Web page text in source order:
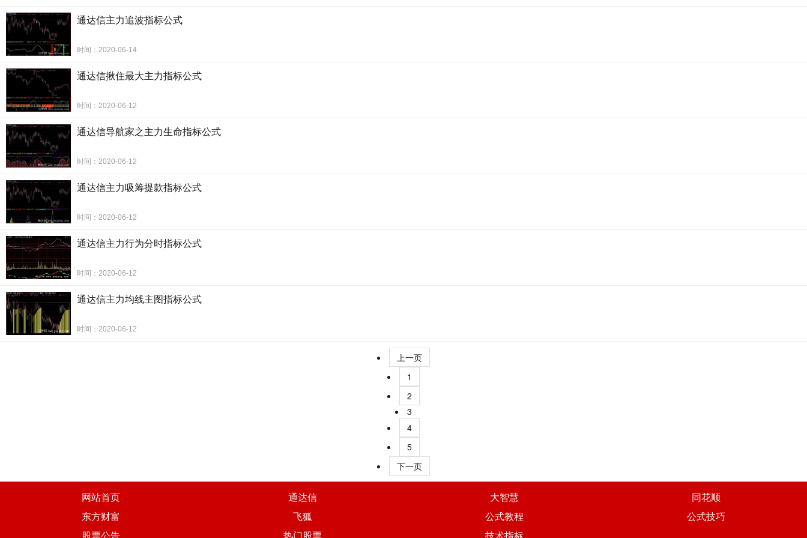
通达信主力追波指标公式
时间：2020-06-14
通达信揪住最大主力指标公式
时间：2020-06-12
通达信导航家之主力生命指标公式
时间：2020-06-12
通达信主力吸筹提款指标公式
时间：2020-06-12
通达信主力行为分时指标公式
时间：2020-06-12
通达信主力均线主图指标公式
时间：2020-06-12
上一页
1
2
3
4
5
下一页
网站首页 通达信 大智慧
同花顺
东方财富
飞狐 公式教程
公式技巧